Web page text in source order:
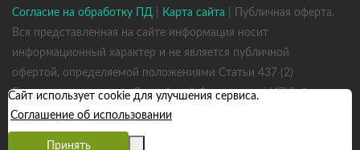
Согласие на обработку ПД
Карта сайта | Публичная оферта.
Вся представленная на сайте информация носит
информационный характер и не является публичной
офертой, определяемой положениями Статьи 437 (2)
Гражданского кодекса Российской Федерации. | ИП Зайцев
К. А. ИНН 531301660823 ОГРН 317784700352926
Сайт использует cookie для улучшения сервиса.
Соглашение об использовании
Принять